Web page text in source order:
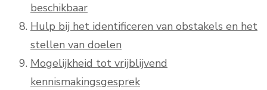
beschikbaar
Hulp bij het identificeren van obstakels en het
stellen van doelen
Mogelijkheid tot vrijblijvend
kennismakingsgesprek